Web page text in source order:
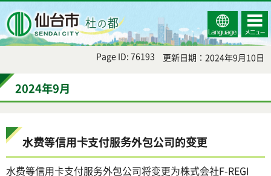
Select
Language
コンテ
ンツメ
ニュー
Page ID: 76193 更新日期：2024年9月10日
2024年9月
水费等信用卡支付服务外包公司的变更
水费等信用卡支付服务外包公司将变更为株式会社F-REGI